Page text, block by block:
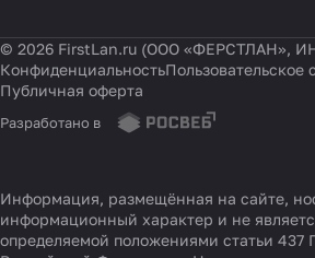
© 2026 FirstLan.ru (ООО «ФЕРСТЛАН»,
КонфиденциальностьПользовательское
Публичная оферта
Разработано в
Информация, размещённая на сайте,
информационный характер и не
определяемой положениями статьи 437